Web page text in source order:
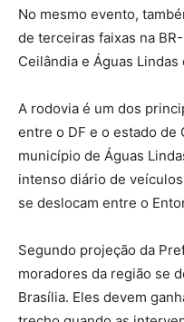
No mesmo evento,
de terceiras faixas na
Ceilândia e Águas Lindas
A rodovia é um dos
entre o DF e o estado de
município de Águas
intenso diário de
se deslocam entre o
Segundo projeção da
moradores da região se
Brasília. Eles devem